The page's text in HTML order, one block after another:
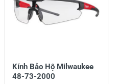
Kính Bảo Hộ Milwaukee
48-73-2000